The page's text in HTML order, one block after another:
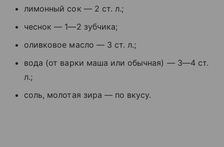
лимонный сок — 2 ст. л.;
чеснок — 1—2 зубчика;
оливковое масло — 3 ст. л.;
вода (от варки маша или обычная) — 3—4 ст.
л.;
соль, молотая зира — по вкусу.